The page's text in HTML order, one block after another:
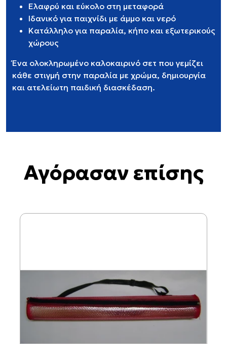
Ελαφρύ και εύκολο στη μεταφορά
Ιδανικό για παιχνίδι με άμμο και νερό
Κατάλληλο για παραλία, κήπο και εξωτερικούς
χώρους
Ένα ολοκληρωμένο καλοκαιρινό σετ που γεμίζει
κάθε στιγμή στην παραλία με χρώμα, δημιουργία
και ατελείωτη παιδική διασκέδαση.
Αγόρασαν επίσης